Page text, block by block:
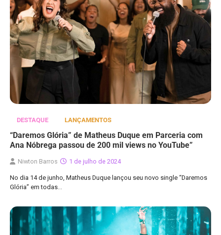
DESTAQUE LANÇAMENTOS
“Daremos Glória” de Matheus Duque em Parceria com
Ana Nóbrega passou de 200 mil views no YouTube”
Niwton Barros 1 de julho de 2024
No dia 14 de junho, Matheus Duque lançou seu novo single “Daremos
Glória” em todas…